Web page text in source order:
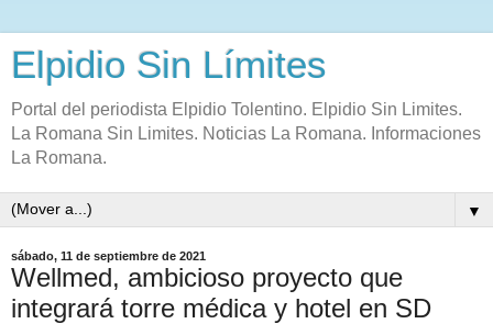
Elpidio Sin Límites
Portal del periodista Elpidio Tolentino. Elpidio Sin Limites.
La Romana Sin Limites. Noticias La Romana. Informaciones
La Romana.
▼
sábado, 11 de septiembre de 2021
Wellmed, ambicioso proyecto que
integrará torre médica y hotel en SD